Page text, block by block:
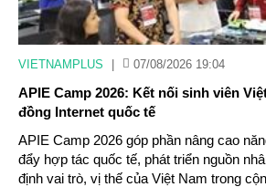
VIETNAMPLUS 07/08/2026 19:04
APIE Camp 2026: Kết nối sinh viên
đồng Internet quốc tế
APIE Camp 2026 góp phần nâng cao
đẩy hợp tác quốc tế, phát triển nguồn
định vai trò, vị thế của Việt Nam trong